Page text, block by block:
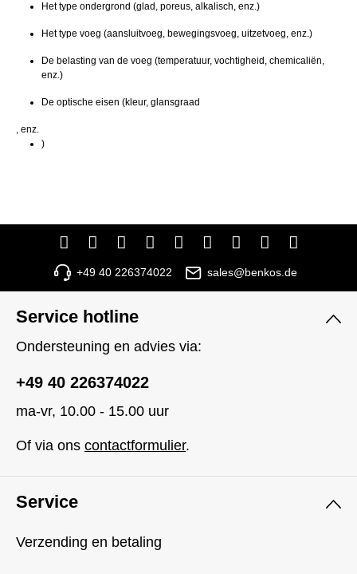
Het type ondergrond (glad, poreus, alkalisch, enz.)
Het type voeg (aansluitvoeg, bewegingsvoeg, uitzetvoeg, enz.)
De belasting van de voeg (temperatuur, vochtigheid, chemicaliën,
enz.)
De optische eisen (kleur, glansgraad
, enz.
)
+49 40 226374022 sales@benkos.de
Service hotline
Ondersteuning en advies via:
+49 40 226374022
ma-vr, 10.00 - 15.00 uur
Of via ons contactformulier.
Service
Verzending en betaling